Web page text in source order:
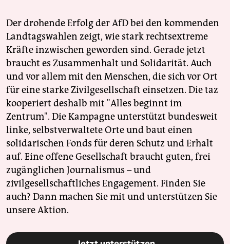
Der drohende Erfolg der AfD bei den kommenden
Landtagswahlen zeigt, wie stark rechtsextreme
Kräfte inzwischen geworden sind. Gerade jetzt
braucht es Zusammenhalt und Solidarität. Auch
und vor allem mit den Menschen, die sich vor Ort
für eine starke Zivilgesellschaft einsetzen. Die taz
kooperiert deshalb mit "Alles beginnt im
Zentrum". Die Kampagne unterstützt bundesweit
linke, selbstverwaltete Orte und baut einen
solidarischen Fonds für deren Schutz und Erhalt
auf. Eine offene Gesellschaft braucht guten, frei
zugänglichen Journalismus – und
zivilgesellschaftliches Engagement. Finden Sie
auch? Dann machen Sie mit und unterstützen Sie
unsere Aktion.